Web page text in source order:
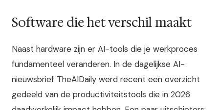
Software die het verschil maakt
Naast hardware zijn er AI-tools die je werkproces
fundamenteel veranderen. In de dagelijkse AI-
nieuwsbrief TheAIDaily werd recent een overzicht
gedeeld van de productiviteitstools die in 2026